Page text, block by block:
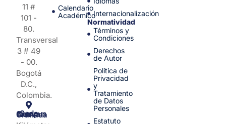
11 #
101 -
80.
Transversal
3 # 49
- 00.
Bogotá
D.C.,
Colombia.
Sede Campus Nueva Granada
Calendario
AcadémicoInternacionalización
Normatividad
Términos y
Condiciones
Derechos
de Autor
Política de
Privacidad
y
Tratamiento
de Datos
Personales
Estatuto